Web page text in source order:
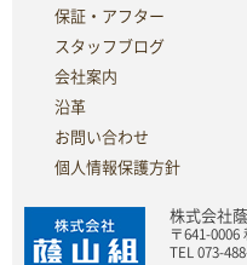
保証・アフター
スタッフブログ
会社案内
沿革
お問い合わせ
個人情報保護方針
株式会社
〒641-0006
TEL 073-